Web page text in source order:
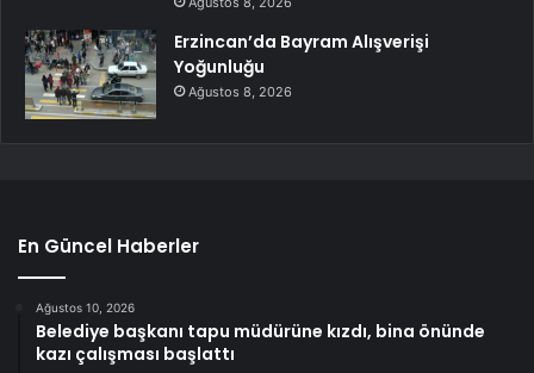
Erzincan’da Bayram Alışverişi
Yoğunluğu
Ağustos 8, 2026
En Güncel Haberler
Ağustos 10, 2026
Belediye başkanı tapu müdürüne kızdı, bina önünde
kazı çalışması başlattı